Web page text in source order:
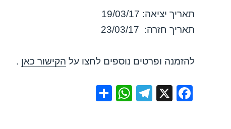
תאריך יציאה: 19/03/17
תאריך חזרה: 23/03/17
להזמנה ופרטים נוספים לחצו על הקישור כאן .
F
X
T
W